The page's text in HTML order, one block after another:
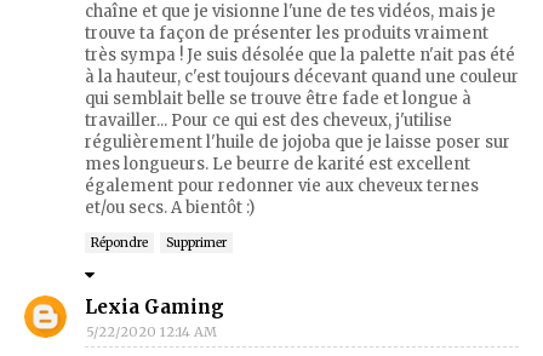
chaîne et que je visionne l'une de tes vidéos, mais je
trouve ta façon de présenter les produits vraiment
très sympa ! Je suis désolée que la palette n'ait pas été
à la hauteur, c'est toujours décevant quand une couleur
qui semblait belle se trouve être fade et longue à
travailler... Pour ce qui est des cheveux, j'utilise
régulièrement l'huile de jojoba que je laisse poser sur
mes longueurs. Le beurre de karité est excellent
également pour redonner vie aux cheveux ternes
et/ou secs. A bientôt :)
Répondre Supprimer
Lexia Gaming
5/22/2020 12:14 AM